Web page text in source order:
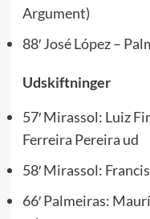
Argument)
88′ José López –
Udskiftninger
57′ Mirassol: Luiz
Ferreira Pereira ud
58′ Mirassol:
66′ Palmeiras: